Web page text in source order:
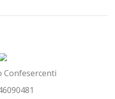
Confesercenti